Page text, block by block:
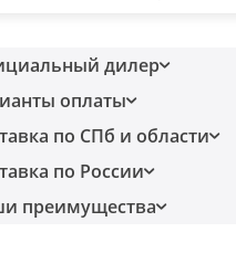
дилер
оплаты
по СПб и области
по России
преимущества